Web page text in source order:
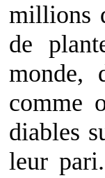
millions
de
monde,
comme
diables
leur